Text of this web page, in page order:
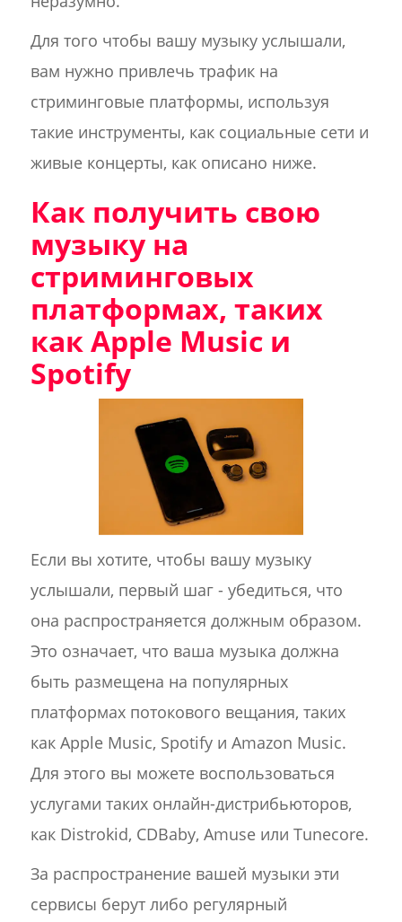
Для того чтобы вашу музыку услышали,
вам нужно привлечь трафик на
стриминговые платформы, используя
такие инструменты, как социальные сети и
живые концерты, как описано ниже.
Как получить свою
музыку на
стриминговых
платформах, таких
как Apple Music и
Spotify
Если вы хотите, чтобы вашу музыку
услышали, первый шаг - убедиться, что
она распространяется должным образом.
Это означает, что ваша музыка должна
быть размещена на популярных
платформах потокового вещания, таких
как Apple Music, Spotify и Amazon Music.
Для этого вы можете воспользоваться
услугами таких онлайн-дистрибьюторов,
как Distrokid, CDBaby, Amuse или Tunecore.
За распространение вашей музыки эти
сервисы берут либо регулярный